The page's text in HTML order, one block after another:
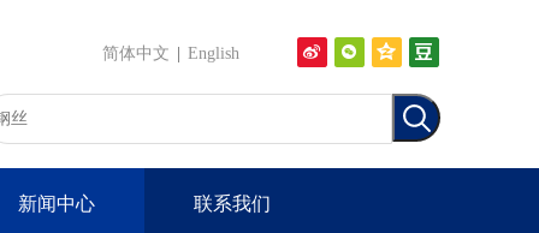
简体中文 English
新闻中心 联系我们